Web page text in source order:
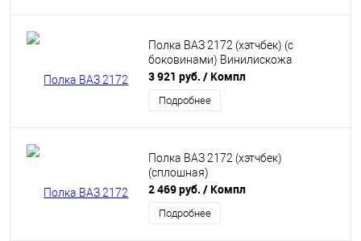
Полка ВАЗ 2172 (хэтчбек) (с
боковинами) Винилискожа
3 921 руб. / Компл
Подробнее
Полка ВАЗ 2172 (хэтчбек)
(сплошная)
2 469 руб. / Компл
Подробнее